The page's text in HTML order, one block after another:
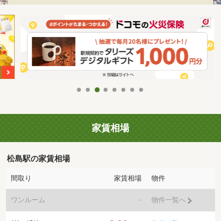
家賃相場
松島駅の家賃相場
間取り 家賃相場 物件
ワンルーム - 物件一覧へ